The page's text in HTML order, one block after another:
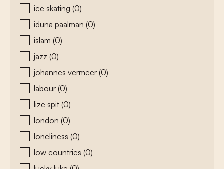
ice skating (0)
iduna paalman (0)
islam (0)
jazz (0)
johannes vermeer (0)
labour (0)
lize spit (0)
london (0)
loneliness (0)
low countries (0)